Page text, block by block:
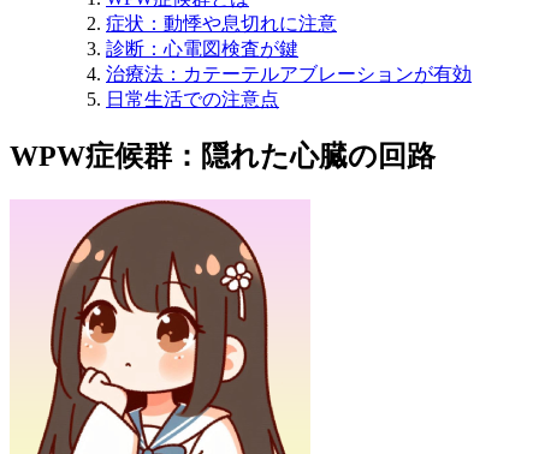
症状：動悸や息切れに注意
診断：心電図検査が鍵
治療法：カテーテルアブレーションが有効
日常生活での注意点
WPW症候群：隠れた心臓の回路